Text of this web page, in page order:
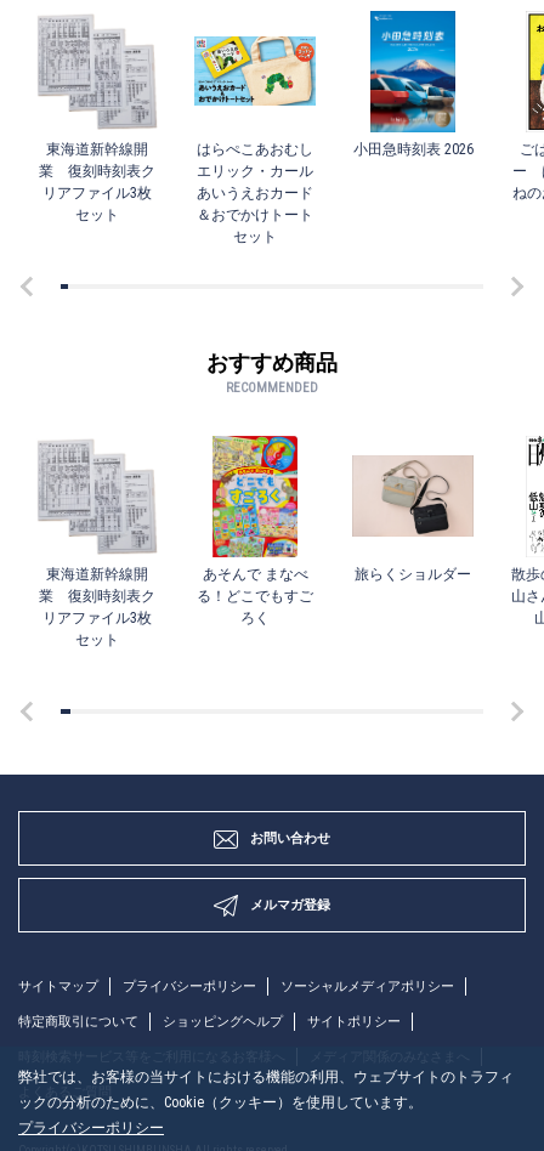
東海道新幹線開
業 復刻時刻表ク
リアファイル3枚
セット
はらぺこあおむし
エリック・カール
あいうえおカード
＆おでかけトート
セット
小田急時刻表 2026
ご
ー
ね
おすすめ商品
RECOMMENDED
東海道新幹線開
業 復刻時刻表ク
リアファイル3枚
セット
あそんで まなべ
る！どこでもすご
ろく
旅らくショルダー
散歩
山さ
お問い合わせ
メルマガ登録
サイトマップ プライバシーポリシー ソーシャルメディアポリシー
特定商取引について ショッピングヘルプ サイトポリシー
よくあるご質問
弊社では、お客様の当サイトにおける機能の利用、ウェブサイトのトラフィ
ックの分析のために、Cookie（クッキー）を使用しています。
プライバシーポリシー